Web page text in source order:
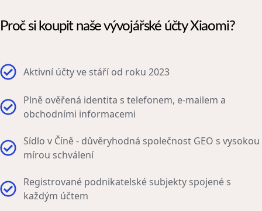
Proč si koupit naše vývojářské účty Xiaomi?
Aktivní účty ve stáří od roku 2023
Plně ověřená identita s telefonem, e-mailem a
obchodními informacemi
Sídlo v Číně - důvěryhodná společnost GEO s vysokou
mírou schválení
Registrované podnikatelské subjekty spojené s
každým účtem